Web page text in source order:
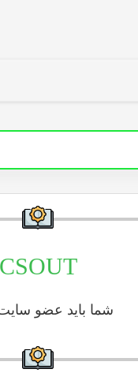
CSOUT
شما باید عضو